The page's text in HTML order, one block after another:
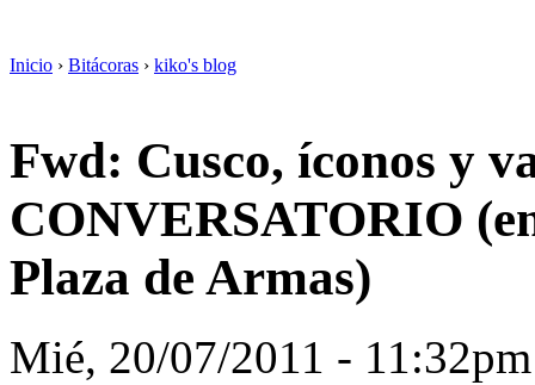
Inicio › Bitácoras › kiko's blog
Fwd: Cusco, íconos y
CONVERSATORIO
Plaza de Armas)
Mié, 20/07/2011 -